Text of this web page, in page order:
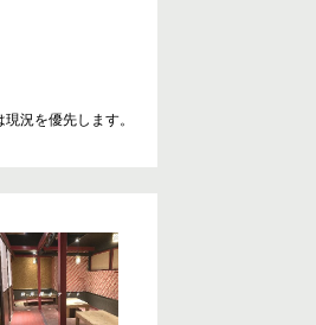
況を優先します。